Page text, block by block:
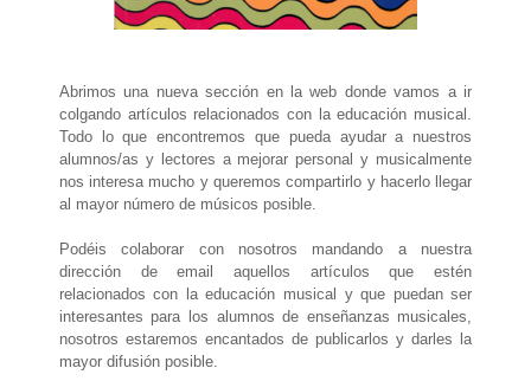
Abrimos una nueva sección en la web donde vamos a ir
colgando artículos relacionados con la educación musical.
Todo lo que encontremos que pueda ayudar a nuestros
alumnos/as y lectores a mejorar personal y musicalmente
nos interesa mucho y queremos compartirlo y hacerlo llegar
al mayor número de músicos posible.
Podéis colaborar con nosotros mandando a nuestra
dirección de email aquellos artículos que estén
relacionados con la educación musical y que puedan ser
interesantes para los alumnos de enseñanzas musicales,
nosotros estaremos encantados de publicarlos y darles la
mayor difusión posible.